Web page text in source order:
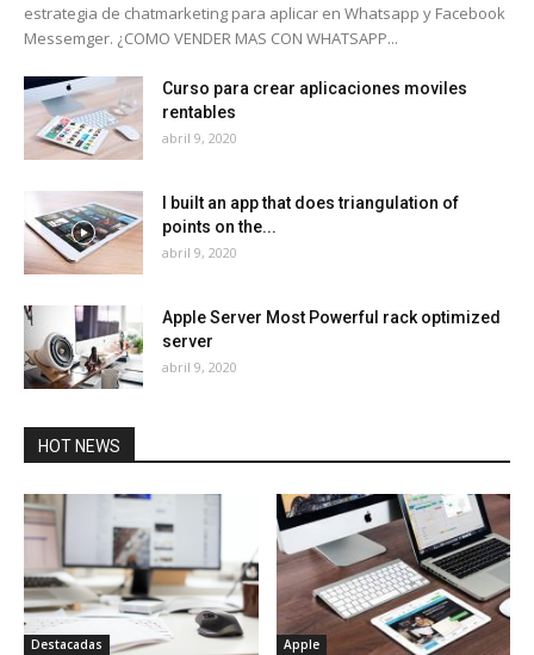
estrategia de chatmarketing para aplicar en Whatsapp y Facebook
Messemger. ¿COMO VENDER MAS CON WHATSAPP...
Curso para crear aplicaciones moviles
rentables
abril 9, 2020
I built an app that does triangulation of
points on the...
abril 9, 2020
Apple Server Most Powerful rack optimized
server
abril 9, 2020
HOT NEWS
Destacadas Apple